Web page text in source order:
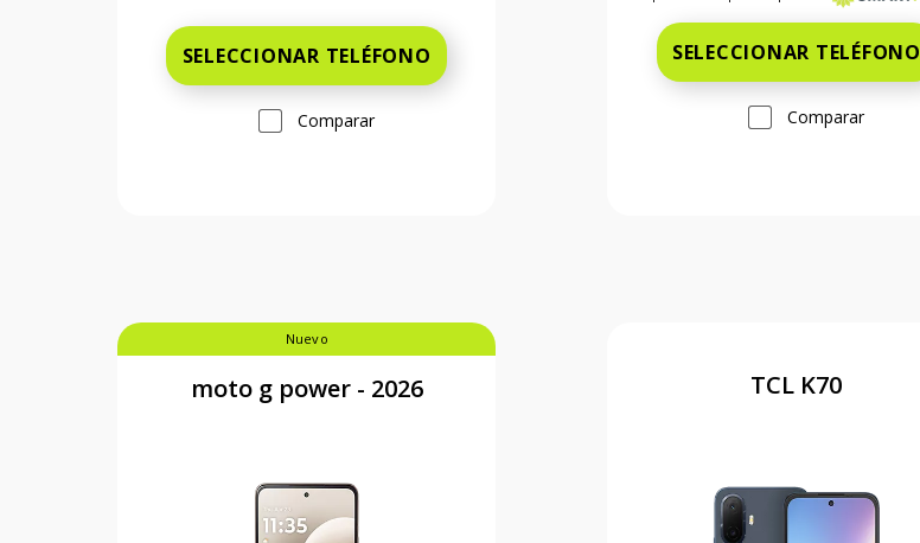
SELECCIONAR TELÉFONO
Comparar
SELECCIONAR TELÉFONO
Comparar
Nuevo
moto g power - 2026 TCL K70